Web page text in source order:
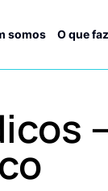
somos O que